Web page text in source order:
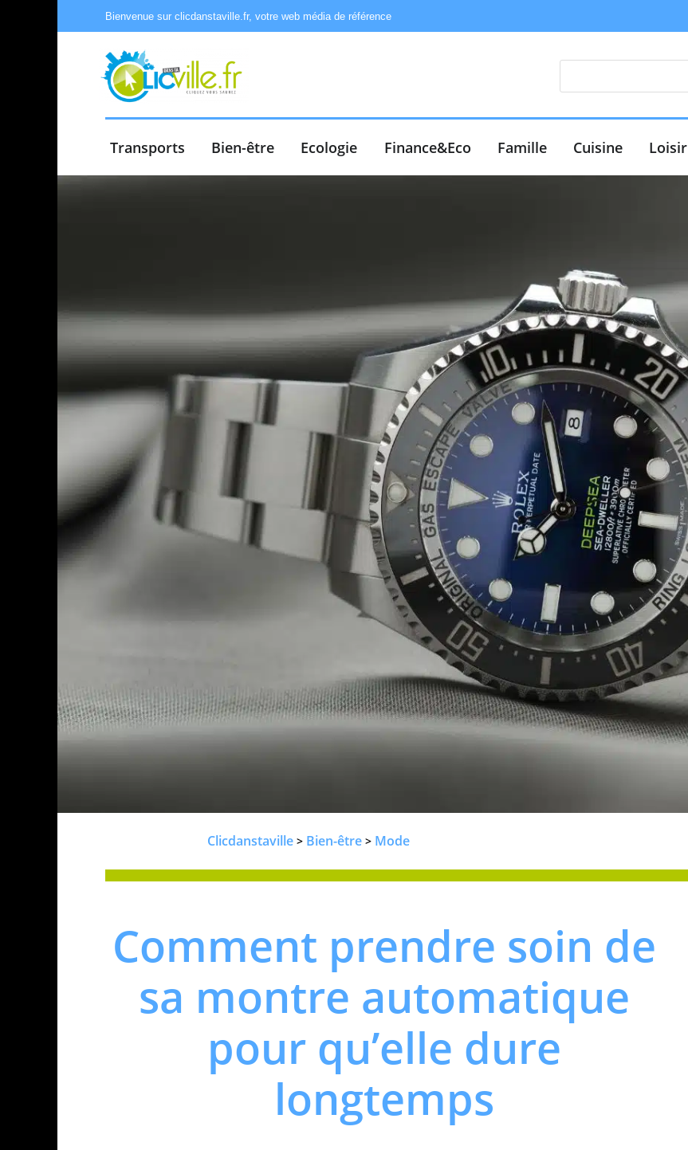
Bienvenue sur clicdanstaville.fr, votre web média de référence
Transports Bien-être Ecologie Finance&Eco Famille Cuisine Loisir
Clicdanstaville > Bien-être > Mode
Comment prendre soin de
sa montre automatique
pour qu’elle dure
longtemps